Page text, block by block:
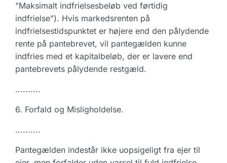
"Maksimalt indfrielsesbeløb ved førtidig
indfrielse"). Hvis markedsrenten på
indfrielsestidspunktet er højere end den pålydende
rente på pantebrevet, vil pantegælden kunne
indfries med et kapitalbeløb, der er lavere end
pantebrevets pålydende restgæld.
..........
6. Forfald og Misligholdelse.
..........
Pantegælden indestår ikke uopsigeligt fra ejer til